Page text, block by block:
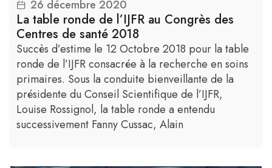
Lire la suite
26 décembre 2020
La table ronde de l’IJFR au Congrès des
Centres de santé 2018
Succès d’estime le 12 Octobre 2018 pour la table
ronde de l’IJFR consacrée à la recherche en soins
primaires. Sous la conduite bienveillante de la
présidente du Conseil Scientifique de l’IJFR,
Louise Rossignol, la table ronde a entendu
successivement Fanny Cussac, Alain